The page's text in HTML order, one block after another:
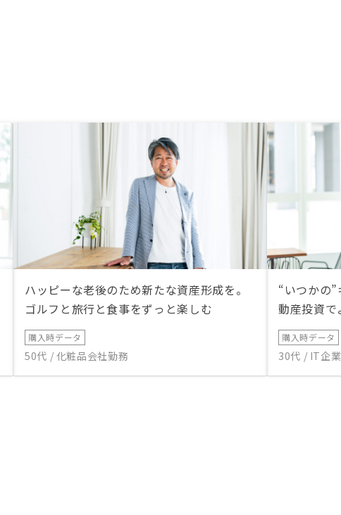
ハッピーな老後のため新たな資産形成を。
ゴルフと旅行と食事をずっと楽しむ
購入時データ
50代 / 化粧品会社勤務
“いつかの
動産投資で
購入時データ
30代 / IT企